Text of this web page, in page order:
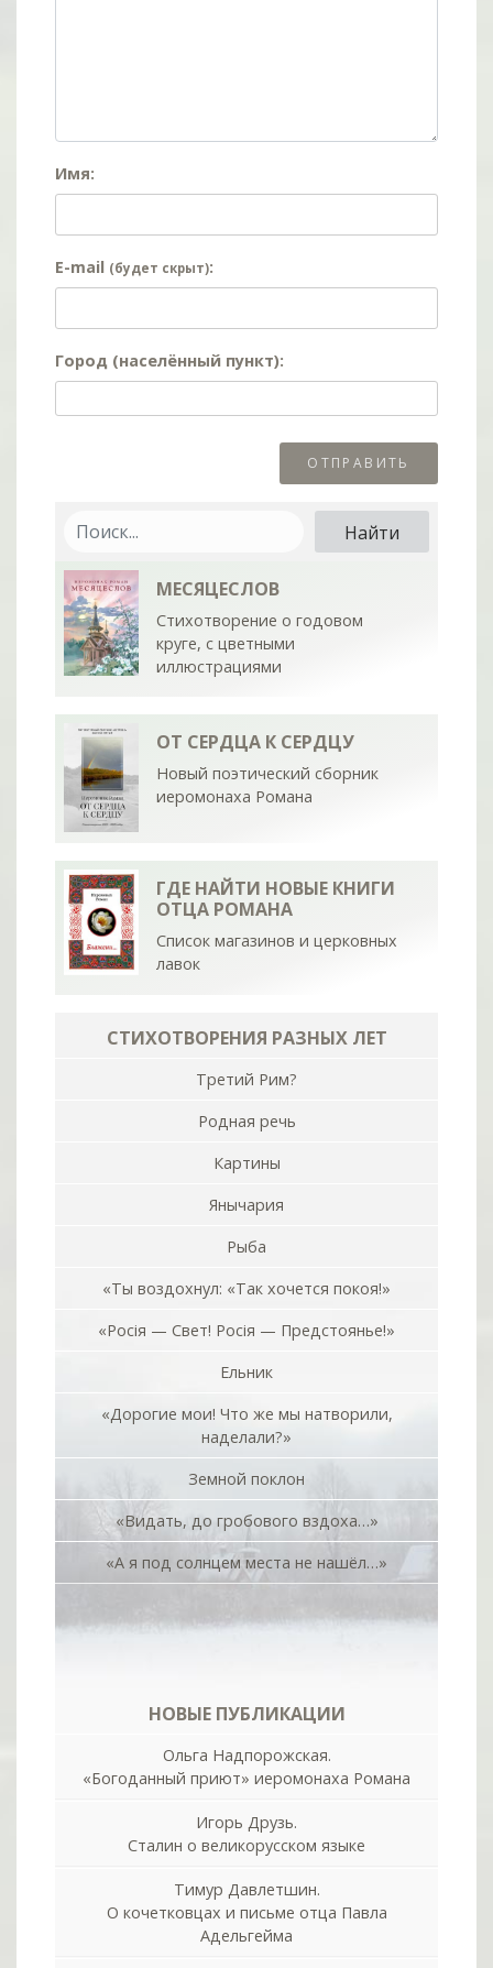
Имя:
E-mail (будет скрыт):
Город (населённый пункт):
МЕСЯЦЕСЛОВ
Стихотворение о годовом
круге, с цветными
иллюстрациями
ОТ СЕРДЦА К СЕРДЦУ
Новый поэтический сборник
иеромонаха Романа
ГДЕ НАЙТИ НОВЫЕ КНИГИ
ОТЦА РОМАНА
Список магазинов и церковных
лавок
СТИХОТВОРЕНИЯ РАЗНЫХ ЛЕТ
Третий Рим?
Родная речь
Картины
Янычария
Рыба
«Ты воздохнул: «Так хочется покоя!»
«Росiя — Свет! Росiя — Предстоянье!»
Ельник
«Дорогие мои! Что же мы натворили,
наделали?»
Земной поклон
«Видать, до гробового вздоха…»
«А я под солнцем места не нашёл…»
НОВЫЕ ПУБЛИКАЦИИ
Ольга Надпорожская.
«Богоданный приют» иеромонаха Романа
Игорь Друзь.
Сталин о великорусском языке
Тимур Давлетшин.
О кочетковцах и письме отца Павла
Адельгейма